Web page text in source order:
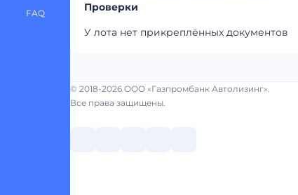
FAQ
Проверки
У лота нет прикреплённых документов
© 2018-2026 ООО «Газпромбанк Автолизинг».
Все права защищены.